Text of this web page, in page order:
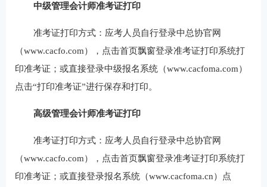
中级管理会计师准考证打印
准考证打印方式：应考人员自行登录中总协官网
（www.cacfo.com），点击首页飘窗登录准考证打印系统打
印准考证；或直接登录中级报名系统（www.cacfoma.com）
点击“打印准考证”进行保存和打印。
高级管理会计师准考证打印
准考证打印方式：应考人员自行登录中总协官网
（www.cacfo.com），点击首页飘窗登录准考证打印系统打
印准考证；或直接登录报名系统（www.cacfoma.cn）点